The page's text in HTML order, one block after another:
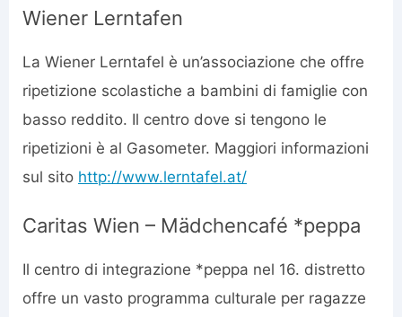
Wiener Lerntafen
La Wiener Lerntafel è un’associazione che offre
ripetizione scolastiche a bambini di famiglie con
basso reddito. Il centro dove si tengono le
ripetizioni è al Gasometer. Maggiori informazioni
sul sito http://www.lerntafel.at/
Caritas Wien – Mädchencafé *peppa
Il centro di integrazione *peppa nel 16. distretto
offre un vasto programma culturale per ragazze